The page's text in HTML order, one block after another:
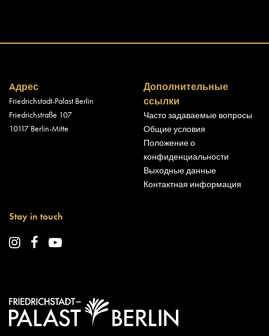
Aдрес
Friedrichstadt-Palast Berlin
Friedrichstraße 107
10117 Berlin-Mitte
Дополнительные
ссылки
Часто задаваемые вопросы
Общие условия
Положение о
конфиденциальности
Выходные данные
Контактная информация
Stay in touch